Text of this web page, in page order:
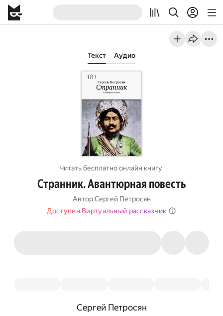
Текст Аудио
Читать бесплатно онлайн книгу
Странник. Авантюрная повесть
Автор Сергей Петросян
Доступен Виртуальный рассказчик
Сергей Петросян